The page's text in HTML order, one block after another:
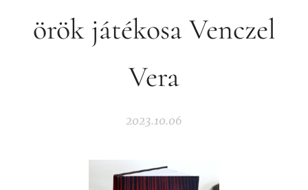
örök játékosa Venczel
Vera
2023.10.06